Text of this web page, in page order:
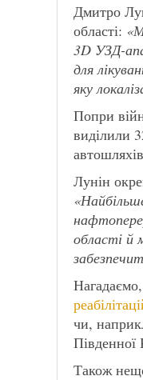
Дмитро
області:
3D УЗД-
для
яку
Попри
виділили
Лунін
області й
чи,
Південної
Також